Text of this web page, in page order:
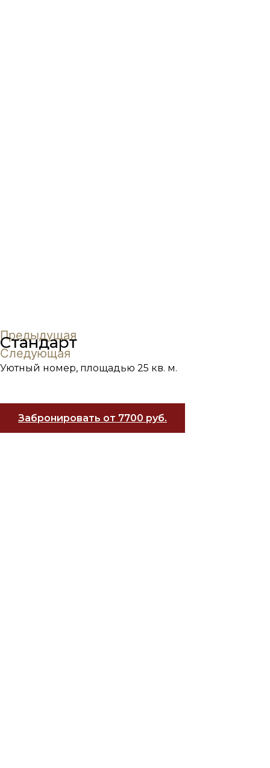
Предыдущая
Следующая
Стандарт
Уютный номер, площадью 25 кв. м.
Забронировать от 7700 руб.